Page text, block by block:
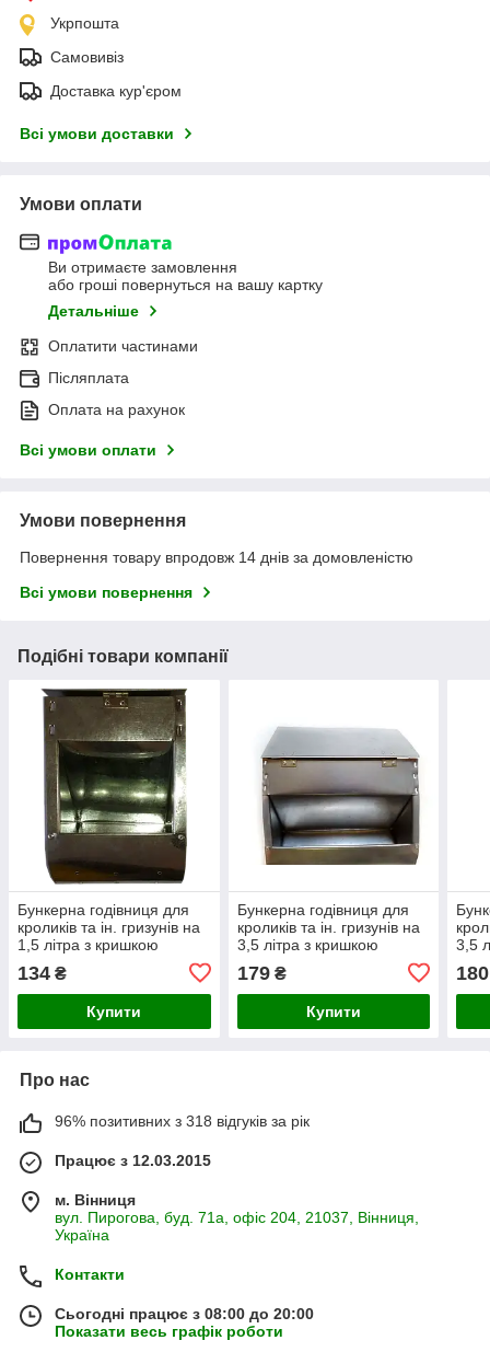
Укрпошта
Самовивіз
Доставка кур'єром
Всі умови доставки
Умови оплати
Ви отримаєте замовлення
або гроші повернуться на вашу картку
Детальніше
Оплатити частинами
Післяплата
Оплата на рахунок
Всі умови оплати
Умови повернення
Повернення товару впродовж 14 днів за домовленістю
Всі умови повернення
Подібні товари компанії
Бункерна годівниця для
кроликів та ін. гризунів на
1,5 літра з кришкою
134 ₴
Купити
Бункерна годівниця для
кроликів та ін. гризунів на
3,5 літра з кришкою
179₴
Купити
3,5
180
Про нас
96% позитивних з 318 відгуків за рік
Працює з 12.03.2015
м. Вінниця
вул. Пирогова, буд. 71а, офіс 204, 21037, Вінниця,
Україна
Контакти
Сьогодні працює з 08:00 до 20:00
Показати весь графік роботи